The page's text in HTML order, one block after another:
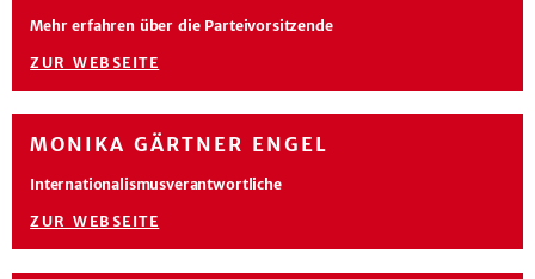
Mehr erfahren über die Parteivorsitzende
ZUR WEBSEITE
MONIKA GÄRTNER ENGEL
Internationalismusverantwortliche
ZUR WEBSEITE